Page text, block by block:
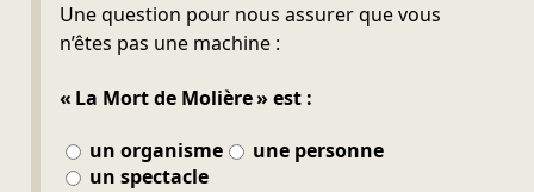
Une question pour nous assurer que vous
n’êtes pas une machine :
« La Mort de Molière » est :
un organisme
une personne
un spectacle
Ne pas remplir